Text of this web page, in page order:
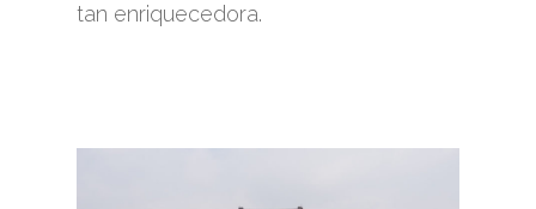
tan enriquecedora.